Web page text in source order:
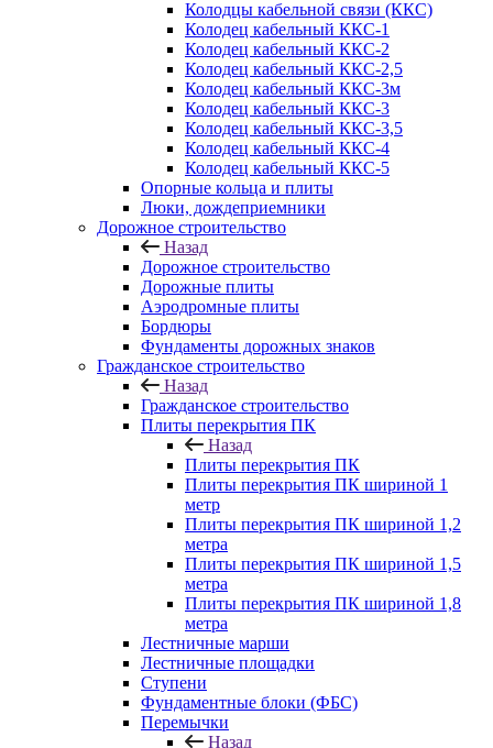
Колодцы кабельной связи (ККС)
Колодец кабельный ККС-1
Колодец кабельный ККС-2
Колодец кабельный ККС-2,5
Колодец кабельный ККС-3м
Колодец кабельный ККС-3
Колодец кабельный ККС-3,5
Колодец кабельный ККС-4
Колодец кабельный ККС-5
Опорные кольца и плиты
Люки, дождеприемники
Дорожное строительство
Назад
Дорожное строительство
Дорожные плиты
Аэродромные плиты
Бордюры
Фундаменты дорожных знаков
Гражданское строительство
Назад
Гражданское строительство
Плиты перекрытия ПК
Назад
Плиты перекрытия ПК
Плиты перекрытия ПК шириной 1
метр
Плиты перекрытия ПК шириной 1,2
метра
Плиты перекрытия ПК шириной 1,5
метра
Плиты перекрытия ПК шириной 1,8
метра
Лестничные марши
Лестничные площадки
Ступени
Фундаментные блоки (ФБС)
Перемычки
Назад